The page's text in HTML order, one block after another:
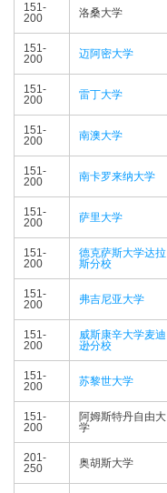
151-
200
洛桑大学
151-
200
迈阿密大学
151-
200
雷丁大学
151-
200
南澳大学
151-
200
南卡罗来纳大学
151-
200
萨里大学
151-
200
德克萨斯大学达拉
斯分校
151-
200
弗吉尼亚大学
151-
200
威斯康辛大学麦迪
逊分校
151-
200
苏黎世大学
151-
200
阿姆斯特丹自由大
学
201-
250
奥胡斯大学